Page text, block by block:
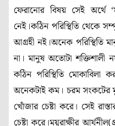
ফেরানোর বিষয় সেই অর্থে
নেই।কঠিন পরিস্থিতি থেকে
আগ্রহী নই।অনেক পরিস্থিতি
না। মানুষ অতোটা
কঠিন পরিস্থিতি মোকাবিলা
অনেকটাই কম। চরম সংকটের
খোঁজার চেষ্টা করে। সেই
চেষ্টা করে।ময়ূরাক্ষীর